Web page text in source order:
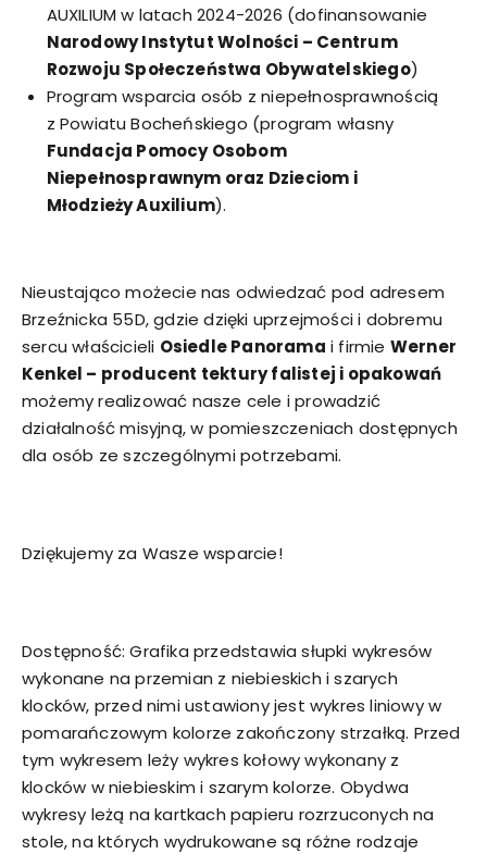
AUXILIUM w latach 2024-2026 (dofinansowanie
Narodowy Instytut Wolności – Centrum
Rozwoju Społeczeństwa Obywatelskiego)
Program wsparcia osób z niepełnosprawnością
z Powiatu Bocheńskiego (program własny
Fundacja Pomocy Osobom
Niepełnosprawnym oraz Dzieciom i
Młodzieży Auxilium).
Nieustająco możecie nas odwiedzać pod adresem
Brzeźnicka 55D, gdzie dzięki uprzejmości i dobremu
sercu właścicieli Osiedle Panorama i firmie Werner
Kenkel – producent tektury falistej i opakowań
możemy realizować nasze cele i prowadzić
działalność misyjną, w pomieszczeniach dostępnych
dla osób ze szczególnymi potrzebami.
Dziękujemy za Wasze wsparcie!
Dostępność: Grafika przedstawia słupki wykresów
wykonane na przemian z niebieskich i szarych
klocków, przed nimi ustawiony jest wykres liniowy w
pomarańczowym kolorze zakończony strzałką. Przed
tym wykresem leży wykres kołowy wykonany z
klocków w niebieskim i szarym kolorze. Obydwa
wykresy leżą na kartkach papieru rozrzuconych na
stole, na których wydrukowane są różne rodzaje